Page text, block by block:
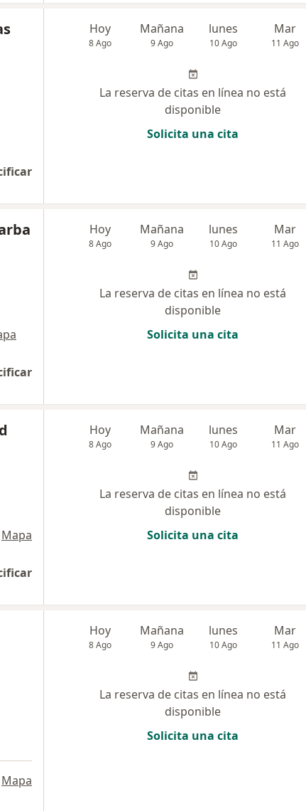
Hoy
8 Ago
Mañana
9 Ago
lunes
10 Ago
Mar
11 Ago
La reserva de citas en línea no está
disponible
Solicita una cita
Hoy
8 Ago
Mañana
9 Ago
lunes
10 Ago
Mar
11 Ago
La reserva de citas en línea no está
disponible
Solicita una cita
Mapa
Hoy
8 Ago
Mañana
9 Ago
lunes
10 Ago
Mar
11 Ago
La reserva de citas en línea no está
disponible
Solicita una cita
Mapa
Hoy
8 Ago
Mañana
9 Ago
lunes
10 Ago
Mar
11 Ago
La reserva de citas en línea no está
disponible
Solicita una cita